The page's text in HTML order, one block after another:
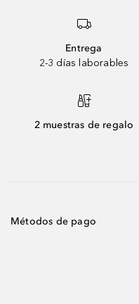
Entrega
2-3 días laborables
2 muestras de regalo
Métodos de pago